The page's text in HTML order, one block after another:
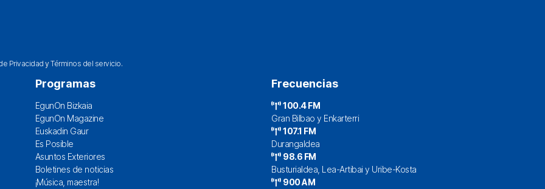
PrivacidadyTérminos del servicio.
Programas
EgunOn Bizkaia
EgunOn Magazine
Euskadin Gaur
Es Posible
Asuntos Exteriores
Boletines de noticias
¡Música, maestra!
Frecuencias
100.4 FM
Gran Bilbao y Enkarterri
107.1 FM
Durangaldea
98.6 FM
Busturialdea, Lea-Artibai y Uribe-Kosta
900 AM